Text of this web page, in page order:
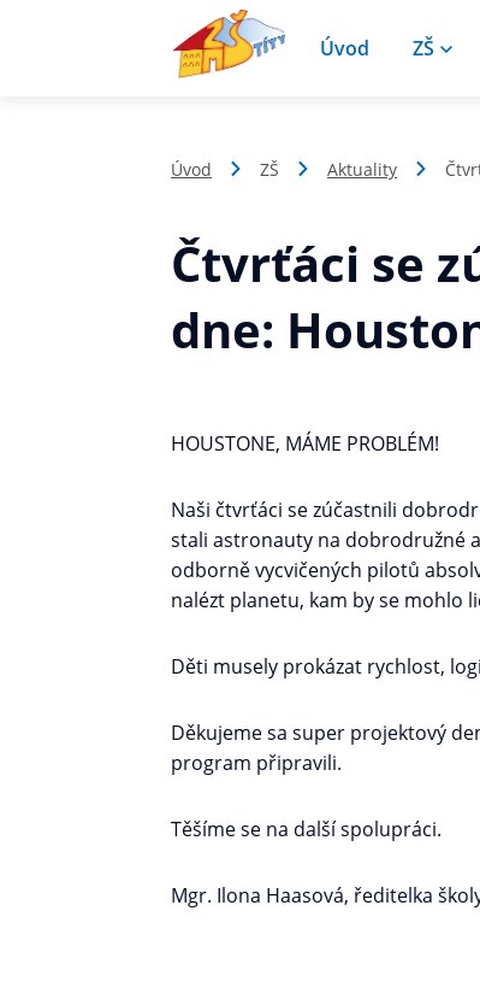
Úvod ZŠ
Úvod ZŠ Aktuality
Čtvrťáci se
dne:
HOUSTONE, MÁME PROBLÉM!
Naši čtvrťáci se zúčastnili
stali astronauty na dobrodružné
odborně vycvičených pilotů
nalézt planetu, kam by se mohlo
Děti musely prokázat rychlost,
Děkujeme sa super projektový
program připravili.
Těšíme se na další spolupráci.
Mgr. Ilona Haasová, ředitelka